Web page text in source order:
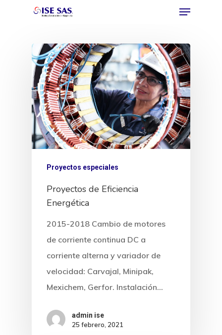
Hit enter to search or ESC to close
Proyectos especiales
Proyectos de Eficiencia
Energética
2015-2018 Cambio de motores
de corriente continua DC a
corriente alterna y variador de
velocidad: Carvajal, Minipak,
Mexichem, Gerfor. Instalación…
admin ise
25 febrero, 2021